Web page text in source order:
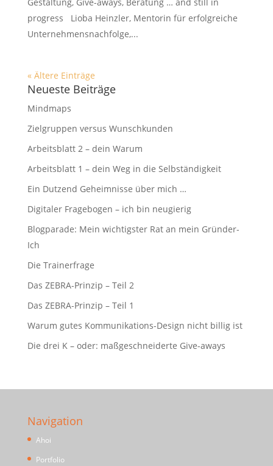
Gestaltung, Give-aways, Beratung … and still in
progress Lioba Heinzler, Mentorin für erfolgreiche
Unternehmensnachfolge,...
« Ältere Einträge
Neueste Beiträge
Mindmaps
Zielgruppen versus Wunschkunden
Arbeitsblatt 2 – dein Warum
Arbeitsblatt 1 – dein Weg in die Selbständigkeit
Ein Dutzend Geheimnisse über mich …
Digitaler Fragebogen – ich bin neugierig
Blogparade: Mein wichtigster Rat an mein Gründer-
Ich
Die Trainerfrage
Das ZEBRA-Prinzip – Teil 2
Das ZEBRA-Prinzip – Teil 1
Warum gutes Kommunikations-Design nicht billig ist
Die drei K – oder: maßgeschneiderte Give-aways
Navigation
Ahoi
Portfolio